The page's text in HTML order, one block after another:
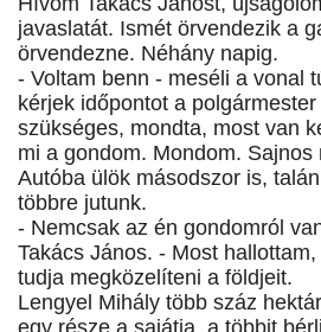
javaslatát. Ismét örvendezik a
örvendezne. Néhány napig.
- Voltam benn - meséli a vonal
kérjek időpontot a
szükséges, mondta, most van
mi a gondom. Mondom. Sajnos
Autóba ülök másodszor is,
többre jutunk.
- Nemcsak az én gondomról
Takács János. - Most
tudja megközelíteni a földjeit.
Lengyel Mihály több száz